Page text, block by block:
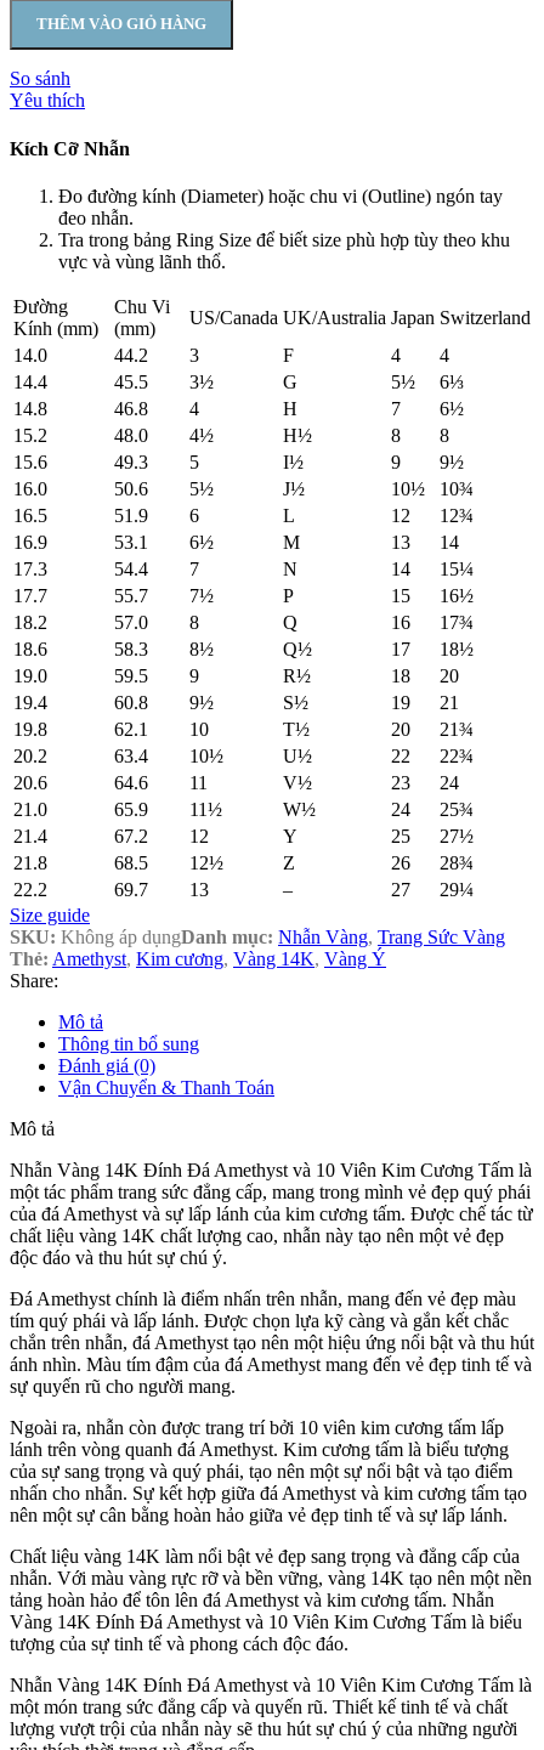
THÊM VÀO GIỎ HÀNG
So sánh
Yêu thích
Kích Cỡ Nhẫn
Đo đường kính (Diameter) hoặc chu vi (Outline) ngón tay
đeo nhẫn.
Tra trong bảng Ring Size để biết size phù hợp tùy theo khu
vực và vùng lãnh thổ.
Đường
Kính (mm)
Chu Vi
(mm)
US/Canada UK/Australia Japan Switzerland
14.0
44.2 3 F 4
4
14.4
45.5 3½ G 5½
6⅓
14.8
46.8 4 H 7
6½
15.2
48.0 4½ H½ 8
8
15.6
49.3 5 I½ 9
9½
16.0
50.6 5½ J½ 10½
10¾
16.5
51.9 6 L 12
12¾
16.9
53.1 6½ M 13
14
17.3
54.4 7 N 14
15¼
17.7
55.7 7½ P 15
16½
18.2
57.0 8 Q 16
17¾
18.6
58.3 8½ Q½ 17
18½
19.0
59.5 9 R½ 18
20
19.4
60.8 9½ S½ 19
21
19.8
62.1 10 T½ 20
21¾
20.2
63.4 10½ U½ 22
22¾
20.6
64.6 11 V½ 23
24
21.0
65.9 11½ W½ 24
25¾
21.4
67.2 12 Y 25
27½
21.8
68.5 12½ Z 26
28¾
22.2
69.7 13 – 27
29¼
Size guide
SKU: Không áp dụngDanh mục: Nhẫn Vàng, Trang Sức Vàng
Thẻ: Amethyst, Kim cương, Vàng 14K, Vàng Ý
Share:
Mô tả
Thông tin bổ sung
Đánh giá (0)
Vận Chuyển & Thanh Toán
Mô tả
Nhẫn Vàng 14K Đính Đá Amethyst và 10 Viên Kim Cương Tấm là
một tác phẩm trang sức đẳng cấp, mang trong mình vẻ đẹp quý phái
của đá Amethyst và sự lấp lánh của kim cương tấm. Được chế tác từ
chất liệu vàng 14K chất lượng cao, nhẫn này tạo nên một vẻ đẹp
độc đáo và thu hút sự chú ý.
Đá Amethyst chính là điểm nhấn trên nhẫn, mang đến vẻ đẹp màu
tím quý phái và lấp lánh. Được chọn lựa kỹ càng và gắn kết chắc
chắn trên nhẫn, đá Amethyst tạo nên một hiệu ứng nổi bật và thu hút
ánh nhìn. Màu tím đậm của đá Amethyst mang đến vẻ đẹp tinh tế và
sự quyến rũ cho người mang.
Ngoài ra, nhẫn còn được trang trí bởi 10 viên kim cương tấm lấp
lánh trên vòng quanh đá Amethyst. Kim cương tấm là biểu tượng
của sự sang trọng và quý phái, tạo nên một sự nổi bật và tạo điểm
nhấn cho nhẫn. Sự kết hợp giữa đá Amethyst và kim cương tấm tạo
nên một sự cân bằng hoàn hảo giữa vẻ đẹp tinh tế và sự lấp lánh.
Chất liệu vàng 14K làm nổi bật vẻ đẹp sang trọng và đẳng cấp của
nhẫn. Với màu vàng rực rỡ và bền vững, vàng 14K tạo nên một nền
tảng hoàn hảo để tôn lên đá Amethyst và kim cương tấm. Nhẫn
Vàng 14K Đính Đá Amethyst và 10 Viên Kim Cương Tấm là biểu
tượng của sự tinh tế và phong cách độc đáo.
Nhẫn Vàng 14K Đính Đá Amethyst và 10 Viên Kim Cương Tấm là
một món trang sức đẳng cấp và quyến rũ. Thiết kế tinh tế và chất
lượng vượt trội của nhẫn này sẽ thu hút sự chú ý của những người